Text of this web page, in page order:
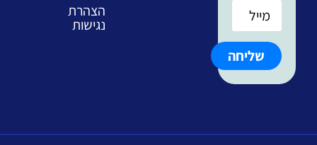
הצהרת
נגישות
שליחה